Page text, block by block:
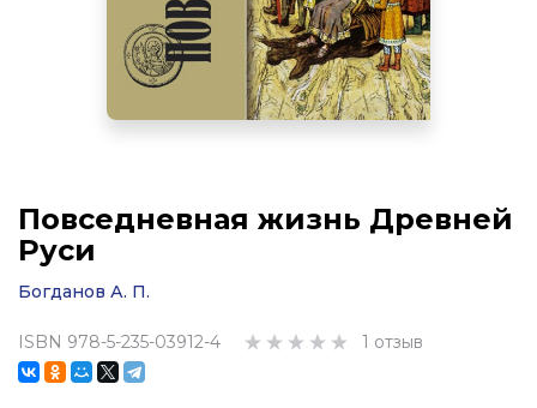
Повседневная жизнь Древней
Руси
Богданов А. П.
ISBN 978-5-235-03912-4 1 отзыв